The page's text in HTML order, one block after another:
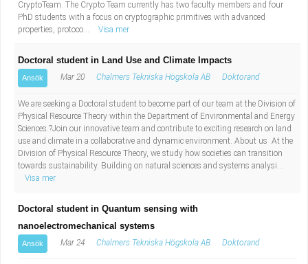
CryptoTeam. The Crypto Team currently has two faculty members and four
PhD students with a focus on cryptographic primitives with advanced
properties, protoco...
Visa mer
Doctoral student in Land Use and Climate Impacts
Ansök Mar 20 Chalmers Tekniska Högskola AB Doktorand
We are seeking a Doctoral student to become part of our team at the Division of
Physical Resource Theory within the Department of Environmental and Energy
Sciences.?Join our innovative team and contribute to exciting research on land
use and climate in a collaborative and dynamic environment. About us At the
Division of Physical Resource Theory, we study how societies can transition
towards sustainability. Building on natural sciences and systems analysi...
Visa mer
Doctoral student in Quantum sensing with
nanoelectromechanical systems
Ansök Mar 24 Chalmers Tekniska Högskola AB Doktorand